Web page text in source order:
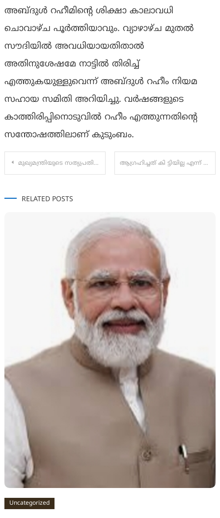
അബ്ദുൾ റഹീമിൻ്റെ ശിക്ഷാ കാലാവധി
ചൊവാഴ്ച പൂർത്തിയാവും. വ്യാഴാഴ്ച മുതൽ
സൗദിയിൽ അവധിയായതിതാൽ
അതിനുശേഷമേ നാട്ടിൽ തിരിച്ച്
എത്തുകയുള്ളുവെന്ന് അബ്ദുൾ റഹീം നിയമ
സഹായ സമിതി അറിയിച്ചു. വർഷങ്ങളുടെ
കാത്തിരിപ്പിനൊടുവിൽ റഹീം എത്തുന്നതിന്റെ
സന്തോഷത്തിലാണ് കുടുംബം.
Post
മുഖ്യമന്ത്രിയുടെ സത്യപ്രതിജ്ഞ ചടങ്ങിൽ തമിഴ്നാട് മുഖ്യമന്ത്രി സി ജോസഫ് വിജയ്ക്ക് ക്ഷണം. ആഗ്രഹിച്ചത് കി ട്ടിയില്ല എന്ന് വച്ച് പാര്‍ട്ടിയെ വിഷമത്തിലാക്കുക എന്നത് എന്റെ അജണ്ടയില്‍ ഇല്ല’; കെ സി വേണുഗോപാല്‍
RELATED POSTS
Uncategorized